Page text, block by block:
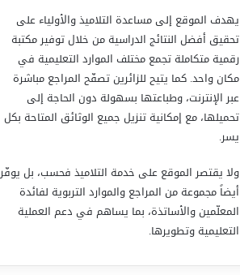
يهدف الموقع إلى مساعدة التلاميذ والأولياء على
تحقيق أفضل النتائج الدراسية من خلال توفير مكتبة
رقمية متكاملة تجمع مختلف الموارد التعليمية في
مكان واحد. كما يتيح للزائرين تصفّح المراجع مباشرة
عبر الإنترنت، وطباعتها بسهولة دون الحاجة إلى
تحميلها، مع إمكانية تنزيل جميع الوثائق المتاحة بكل
يسر.
ولا يقتصر الموقع على خدمة التلاميذ فحسب، بل يوفّر
أيضاً مجموعة من المراجع والموارد التربوية لفائدة
المعلّمين والأساتذة، بما يساهم في دعم العملية
التعليمية وتطويرها.